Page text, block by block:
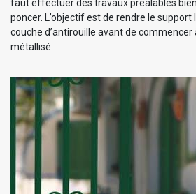
faut effectuer des travaux préalables
poncer. L’objectif est de rendre le
couche d’antirouille avant de
métallisé.